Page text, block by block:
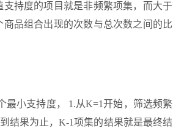
持度的项目就是非频繁项集，而大于
品组合出现的次数与总次数之间的比
最小支持度， 1.从K=1开始，筛选频繁
结果为止，K-1项集的结果就是最终结